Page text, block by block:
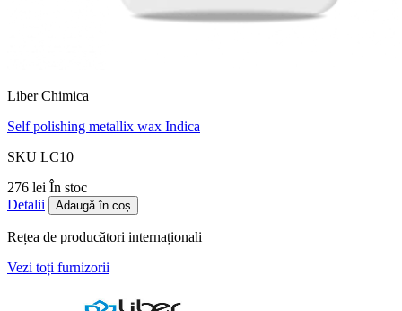
Liber Chimica
Self polishing metallix wax Indica
SKU LC10
276 lei În stoc
Detalii
Adaugă în coș
Rețea de producători internaționali
Vezi toți furnizorii